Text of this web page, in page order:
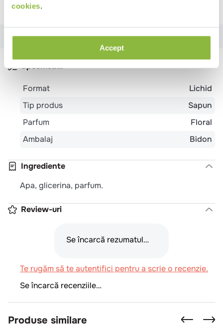
cookies.
Accept
Specificatii Ingrediente Review-uri
Specificatii
Format
Lichid
Tip produs
Sapun
Parfum
Floral
Ambalaj
Bidon
Ingrediente
Apa, glicerina, parfum.
Review-uri
Se încarcă rezumatul…
Te rugăm să te autentifici pentru a scrie o recenzie.
Se încarcă recenziile…
Produse similare